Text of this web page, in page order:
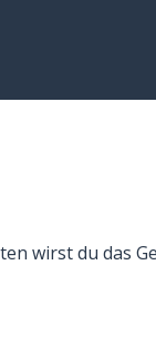
wirst du das